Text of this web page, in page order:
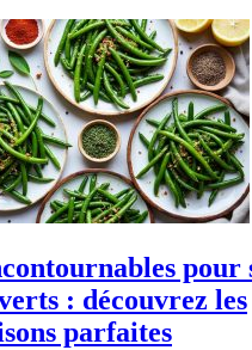
pour
: découvrez les
parfaites